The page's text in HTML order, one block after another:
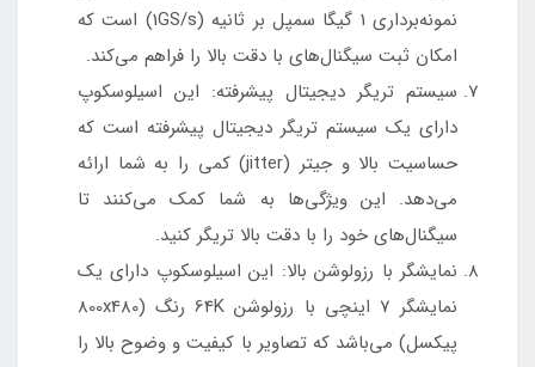
نمونه‌برداری 1 گیگا سمپل بر ثانیه (1GS/s) است که
امکان ثبت سیگنال‌های با دقت بالا را فراهم می‌کند.
سیستم تریگر دیجیتال پیشرفته: این اسیلوسکوپ
دارای یک سیستم تریگر دیجیتال پیشرفته است که
حساسیت بالا و جیتر (jitter) کمی را به شما ارائه
می‌دهد. این ویژگی‌ها به شما کمک می‌کنند تا
سیگنال‌های خود را با دقت بالا تریگر کنید.
نمایشگر با رزولوشن بالا: این اسیلوسکوپ دارای یک
نمایشگر 7 اینچی با رزولوشن 64K رنگ (800x480
پیکسل) می‌باشد که تصاویر با کیفیت و وضوح بالا را